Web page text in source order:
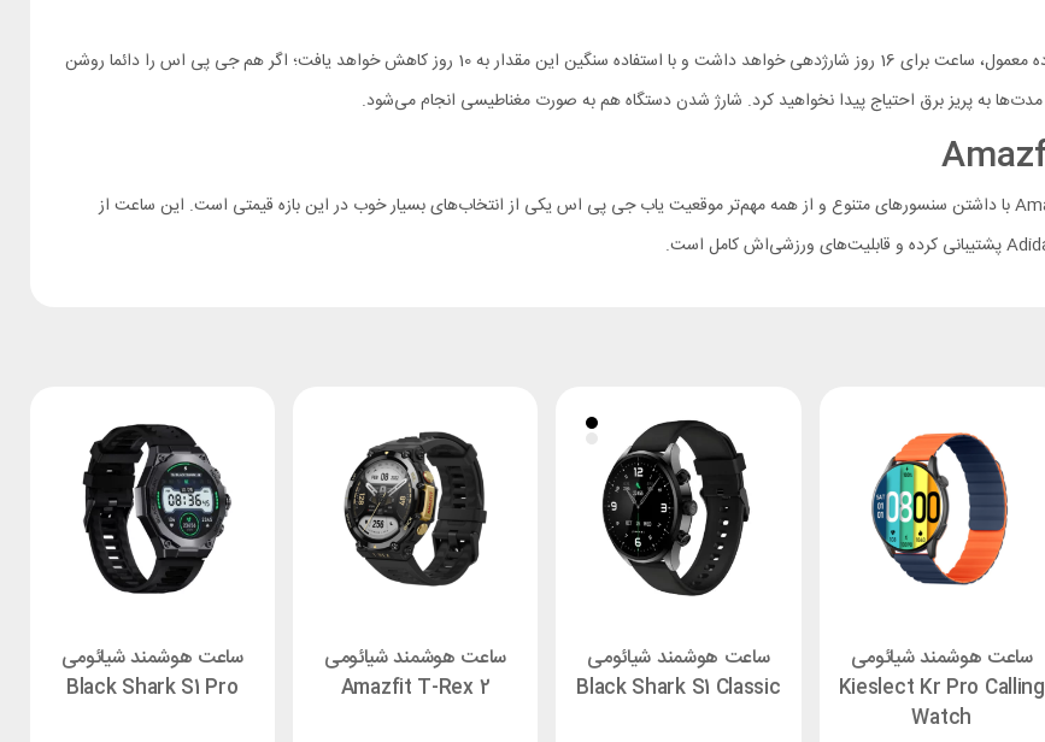
یک باتری 370 میلی‌آمپر ساعتی انرژی مورد نیاز ساعت را تامین می‌کند. با استفاده معمول، ساعت برای 16 روز شارژدهی خواهد داشت و با استفاده سنگین این مقدار به 10 روز کاهش خواهد یافت؛ اگر هم جی پی اس را دائما روشن
اگر سلامت خود را جدی می‌گیرید و ورزشکار هستید ساعت Amazfit Active Edge با داشتن سنسورهای متنوع و از همه مهم‌تر موقعیت یاب جی پی اس یکی از انتخاب‌های بسیار خوب در این بازه قیمتی است. این ساعت از
ساعت هوشمند شیائومی
Kieslect Kr Pro Calling
Watch
ساعت هوشمند شیائومی
Black Shark S1 Classic
ساعت هوشمند شیائومی
Amazfit T-Rex 2
ساعت هوشمند شیائومی
Black Shark S1 Pro